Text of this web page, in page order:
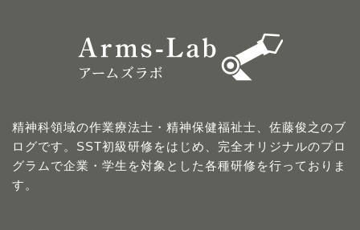
精神科領域の作業療法士・精神保健福祉士、佐藤俊之のブ
ログです。SST初級研修をはじめ、完全オリジナルのプロ
グラムで企業・学生を対象とした各種研修を行っておりま
す。